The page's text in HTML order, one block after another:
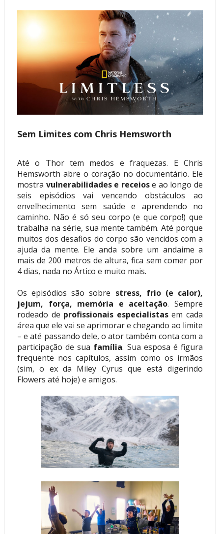
Sem Limites com Chris Hemsworth
Até o Thor tem medos e fraquezas. E Chris
Hemsworth abre o coração no documentário. Ele
mostra vulnerabilidades e receiose ao longo de
seis episódios vai vencendo obstáculos ao
envelhecimento sem saúde e aprendendo no
caminho. Não é só seu corpo (e que corpo!) que
trabalha na série, sua mente também. Até porque
muitos dos desafios do corpo são vencidos com a
ajuda da mente. Ele anda sobre um andaime a
mais de 200 metros de altura, fica sem comer por
4 dias, nada no Ártico e muito mais.
Os episódios são sobre stress, frio (e calor),
jejum, força, memória e aceitação. Sempre
rodeado de profissionais especialistasem cada
área que ele vai se aprimorar e chegando ao limite
– e até passando dele, o ator também conta com a
participação de sua família. Sua esposa é figura
frequente nos capítulos, assim como os irmãos
(sim, o ex da Miley Cyrus que está digerindo
Flowers até hoje) e amigos.